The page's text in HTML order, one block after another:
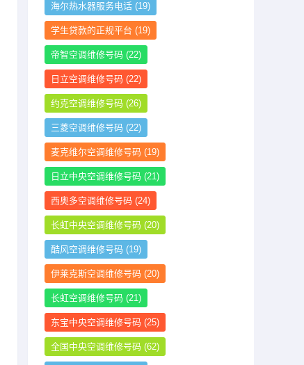
海尔热水器服务电话 (19)
学生贷款的正规平台 (19)
帝智空调维修号码 (22)
日立空调维修号码 (22)
约克空调维修号码 (26)
三菱空调维修号码 (22)
麦克维尔空调维修号码 (19)
日立中央空调维修号码 (21)
西奥多空调维修号码 (24)
长虹中央空调维修号码 (20)
酷风空调维修号码 (19)
伊莱克斯空调维修号码 (20)
长虹空调维修号码 (21)
东宝中央空调维修号码 (25)
全国中央空调维修号码 (62)